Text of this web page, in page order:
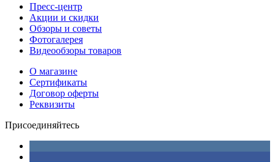
Пресс-центр
Акции и скидки
Обзоры и советы
Фотогалерея
Видеообзоры товаров
О магазине
Сертификаты
Договор оферты
Реквизиты
Присоединяйтесь